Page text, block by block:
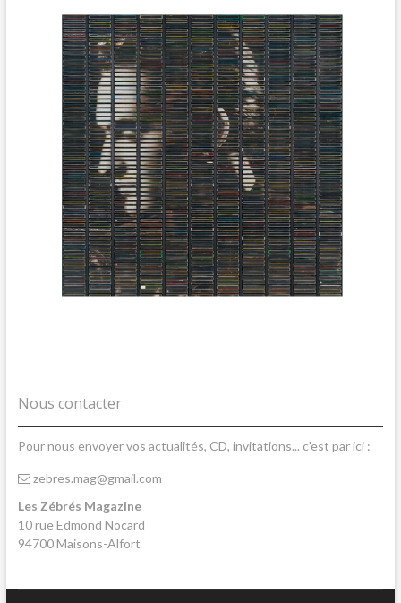
Nous contacter
Pour nous envoyer vos actualités, CD, invitations... c'est par ici :
zebres.mag@gmail.com
Les Zébrés Magazine
10 rue Edmond Nocard
94700 Maisons-Alfort